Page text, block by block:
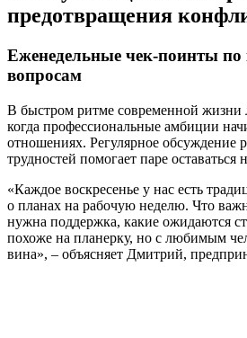
предотвращения
Еженедельные чек-поинты
вопросам
В быстром ритме современной жизни
когда профессиональные амбиции
отношениях. Регулярное обсуждение
трудностей помогает паре оставаться
«Каждое воскресенье у нас есть
о планах на рабочую неделю. Что
нужна поддержка, какие ожидаются
похоже на планерку, но с любимым
вина», – объясняет Дмитрий,